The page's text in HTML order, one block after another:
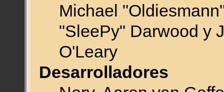
Michael
"SleePy" Darwood y
O'Leary
Desarrolladores